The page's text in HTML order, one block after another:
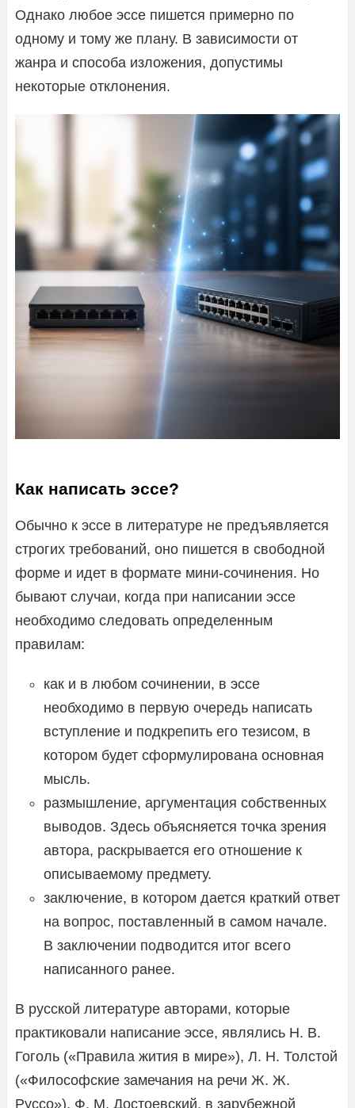
Однако любое эссе пишется примерно по
одному и тому же плану. В зависимости от
жанра и способа изложения, допустимы
некоторые отклонения.
Как написать эссе?
Обычно к эссе в литературе не предъявляется
строгих требований, оно пишется в свободной
форме и идет в формате мини-сочинения. Но
бывают случаи, когда при написании эссе
необходимо следовать определенным
правилам:
как и в любом сочинении, в эссе
необходимо в первую очередь написать
вступление и подкрепить его тезисом, в
котором будет сформулирована основная
мысль.
размышление, аргументация собственных
выводов. Здесь объясняется точка зрения
автора, раскрывается его отношение к
описываемому предмету.
заключение, в котором дается краткий ответ
на вопрос, поставленный в самом начале.
В заключении подводится итог всего
написанного ранее.
В русской литературе авторами, которые
практиковали написание эссе, являлись Н. В.
Гоголь («Правила жития в мире»), Л. Н. Толстой
(«Философские замечания на речи Ж. Ж.
Руссо»), Ф. М. Достоевский, в зарубежной